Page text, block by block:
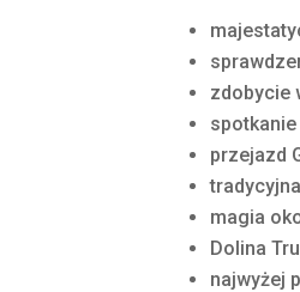
zdobycie
przejazd
magia
Dolina
najwyżej